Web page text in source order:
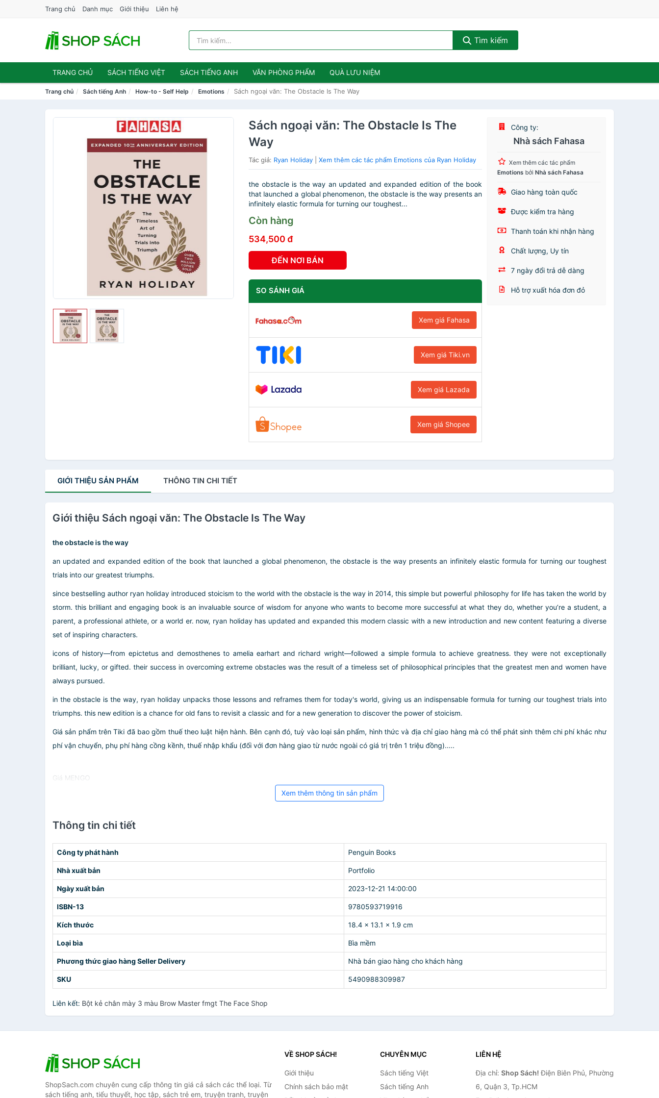
Trang chủ Danh mục Giới thiệu Liên hệ
Tìm kiếm
TRANG CHỦ SÁCH TIẾNG VIỆT SÁCH TIẾNG ANH VĂN PHÒNG PHẨM QUÀ LƯU NIỆM
Trang chủ Sách tiếng Anh How-to - Self Help Emotions Sách ngoại văn: The Obstacle Is The Way
Sách ngoại văn: The Obstacle Is The
Way
Tác giả: Ryan Holiday |Xem thêm các tác phẩm Emotions của Ryan Holiday
the obstacle is the way an updated and expanded edition of the book
that launched a global phenomenon, the obstacle is the way presents an
infinitely elastic formula for turning our toughest...
Còn hàng
534,500 đ
ĐẾN NƠI BÁN
SO SÁNH GIÁ
Xem giá Fahasa
Xem giá Tiki.vn
Xem giá Lazada
Xem giá Shopee
Công ty:
Nhà sách Fahasa
Xem thêm các tác phẩm
Emotions bởiNhà sách Fahasa
Giao hàng toàn quốc
Được kiểm tra hàng
Thanh toán khi nhận hàng
Chất lượng, Uy tín
7 ngày đổi trả dễ dàng
Hỗ trợ xuất hóa đơn đỏ
GIỚI THIỆU SẢN PHẨM THÔNG TIN CHI TIẾT
Giới thiệu Sách ngoại văn: The Obstacle Is The Way
the obstacle is the way
an updated and expanded edition of the book that launched a global phenomenon, the obstacle is the way presents an infinitely elastic formula for turning our toughest
trials into our greatest triumphs.
since bestselling author ryan holiday introduced stoicism to the world with the obstacle is the way in 2014, this simple but powerful philosophy for life has taken the world by
storm. this brilliant and engaging book is an invaluable source of wisdom for anyone who wants to become more successful at what they do, whether you’re a student, a
parent, a professional athlete, or a world er. now, ryan holiday has updated and expanded this modern classic with a new introduction and new content featuring a diverse
set of inspiring characters.
icons of history—from epictetus and demosthenes to amelia earhart and richard wright—followed a simple formula to achieve greatness. they were not exceptionally
brilliant, lucky, or gifted. their success in overcoming extreme obstacles was the result of a timeless set of philosophical principles that the greatest men and women have
always pursued.
in the obstacle is the way, ryan holiday unpacks those lessons and reframes them for today's world, giving us an indispensable formula for turning our toughest trials into
triumphs. this new edition is a chance for old fans to revisit a classic and for a new generation to discover the power of stoicism.
Giá sản phẩm trên Tiki đã bao gồm thuế theo luật hiện hành. Bên cạnh đó, tuỳ vào loại sản phẩm, hình thức và địa chỉ giao hàng mà có thể phát sinh thêm chi phí khác như
phí vận chuyển, phụ phí hàng cồng kềnh, thuế nhập khẩu (đối với đơn hàng giao từ nước ngoài có giá trị trên 1 triệu đồng).....
Giá MENGO
Xem thêm thông tin sản phẩm
Thông tin chi tiết
Công ty phát hành Penguin Books
Nhà xuất bản Portfolio
Ngày xuất bản 2023-12-21 14:00:00
ISBN-13 9780593719916
Kích thước 18.4 x 13.1 x 1.9 cm
Loại bìa Bìa mềm
Phương thức giao hàng Seller Delivery Nhà bán giao hàng cho khách hàng
SKU 5490988309987
Liên kết: Bột kẻ chân mày 3 màu Brow Master fmgt The Face Shop
ShopSach.com chuyên cung cấp thông tin giá cả sách các thể loại. Từ
sách tiếng anh, tiểu thuyết, học tập, sách trẻ em, truyện tranh, truyện
VỀ SHOP SÁCH!
Giới thiệu
Chính sách bảo mật
CHUYÊN MỤC
Sách tiếng Việt
Sách tiếng Anh
LIÊN HỆ
Địa chỉ: Shop Sách! Điện Biên Phủ, Phường
6, Quận 3, Tp.HCM